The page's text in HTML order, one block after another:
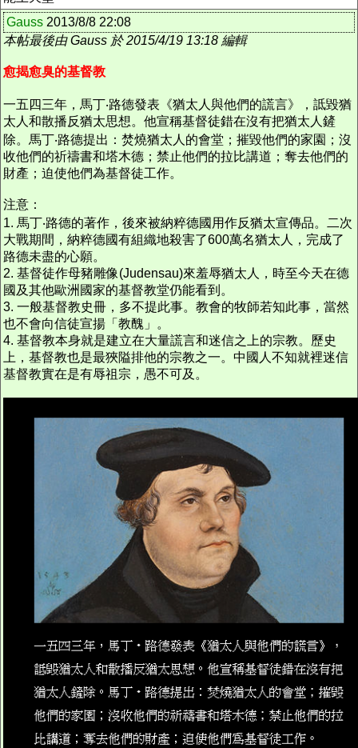
Gauss 2013/8/8 22:08
本帖最後由 Gauss 於 2015/4/19 13:18 編輯
愈揭愈臭的基督教
一五四三年，馬丁‧路德發表《猶太人與他們的謊言》，詆毀猶
太人和散播反猶太思想。他宣稱基督徒錯在沒有把猶太人鏟
除。馬丁‧路德提出：焚燒猶太人的會堂；摧毀他們的家園；沒
收他們的祈禱書和塔木德；禁止他們的拉比講道；奪去他們的
財產；迫使他們為基督徒工作。
注意：
1. 馬丁‧路德的著作，後來被納粹德國用作反猶太宣傳品。二次
大戰期間，納粹德國有組織地殺害了600萬名猶太人，完成了
路德未盡的心願。
2. 基督徒作母豬雕像(Judensau)來羞辱猶太人，時至今天在德
國及其他歐洲國家的基督教堂仍能看到。
3. 一般基督教史冊，多不提此事。教會的牧師若知此事，當然
也不會向信徒宣揚「教醜」。
4. 基督教本身就是建立在大量謊言和迷信之上的宗教。歷史
上，基督教也是最狹隘排他的宗教之一。中國人不知就裡迷信
基督教實在是有辱祖宗，愚不可及。